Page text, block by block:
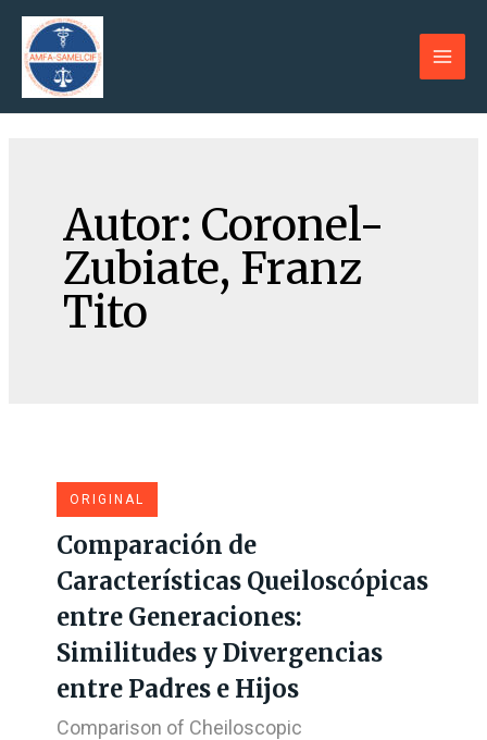
contenido
Main
Autor: Coronel-
Zubiate, Franz
Tito
ORIGINAL
Comparación de
Características Queiloscópicas
entre Generaciones:
Similitudes y Divergencias
entre Padres e Hijos
Comparison of Cheiloscopic